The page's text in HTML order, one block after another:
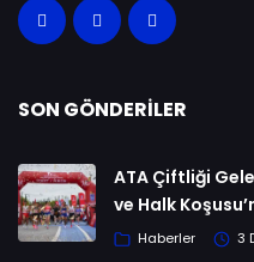
SON GÖNDERILER
ATA Çiftliği
ve Halk
Haberler 3